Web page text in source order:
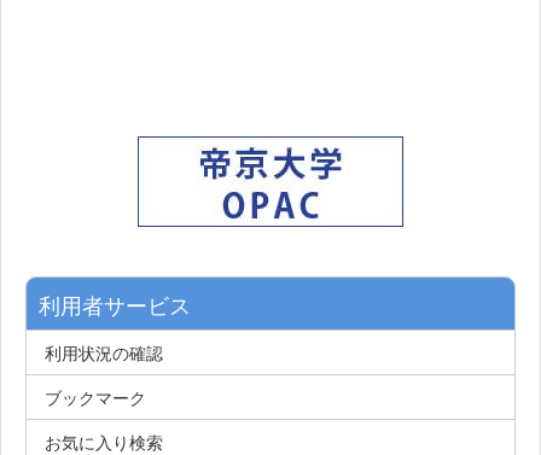
利用者サービス
利用状況の確認
ブックマーク
お気に入り検索